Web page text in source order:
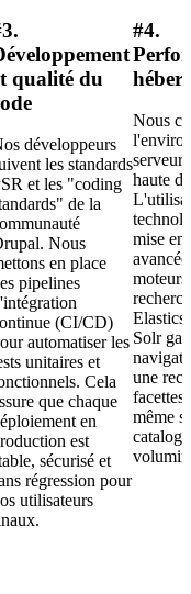
qualité du
développeurs
les standards
et les "coding
de la
Nous
en place
pipelines
(CI/CD)
automatiser les
unitaires et
Cela
que chaque
en
est
sécurisé et
régression pour
utilisateurs
#4.
Nous
serveur
haute
mise en
moteurs
Solr
une
facettes
même